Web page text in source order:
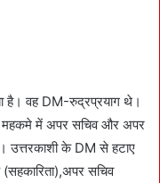
है। वह DM-रुद्रप्रयाग थे।
महकमे में अपर सचिव और अपर
उत्तरकाशी के DM से हटाए
सचिव